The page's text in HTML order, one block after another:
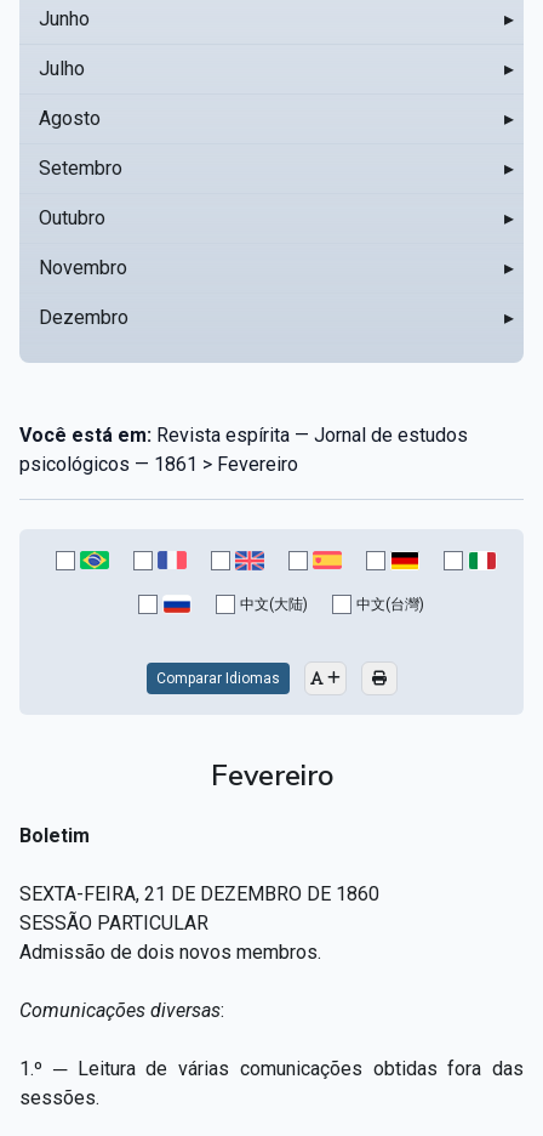
Junho ▸
Julho ▸
Agosto ▸
Setembro ▸
Outubro ▸
Novembro ▸
Dezembro ▸
Você está em: Revista espírita — Jornal de estudos
psicológicos — 1861 > Fevereiro
中文(大陆) 中文(台灣)
Comparar Idiomas
Fevereiro
Boletim
SEXTA-FEIRA, 21 DE DEZEMBRO DE 1860
SESSÃO PARTICULAR
Admissão de dois novos membros.
Comunicações diversas:
1.º ─ Leitura de várias comunicações obtidas fora das
sessões.